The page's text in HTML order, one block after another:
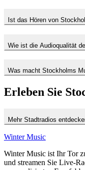
Ist das Hören von
Wie ist die Audioqualität
Was macht Stockholms
Erleben Sie
Mehr Stadtradios
Winter Music
Winter Music ist Ihr Tor
und streamen Sie Live-